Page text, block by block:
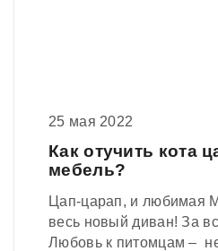
25 мая 2022
Как отучить кота
мебель?
Цап-царап, и любимая
весь новый диван! За
Любовь к питомцам –